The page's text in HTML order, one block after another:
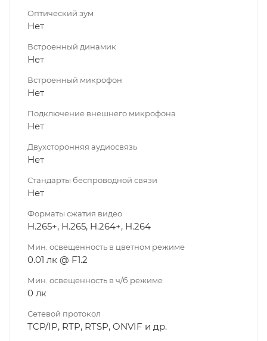
Оптический зум
Нет
Встроенный динамик
Нет
Встроенный микрофон
Нет
Подключение внешнего микрофона
Нет
Двухсторонняя аудиосвязь
Нет
Стандарты беспроводной связи
Нет
Форматы сжатия видео
H.265+, H.265, H.264+, H.264
Мин. освещенность в цветном режиме
0.01 лк @ F1.2
Мин. освещенность в ч/б режиме
0 лк
Сетевой протокол
TCP/IP, RTP, RTSP, ONVIF и др.